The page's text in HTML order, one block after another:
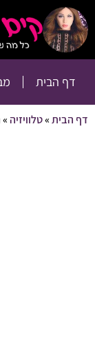
דף הבית
דף הבית»טלוויזיה»